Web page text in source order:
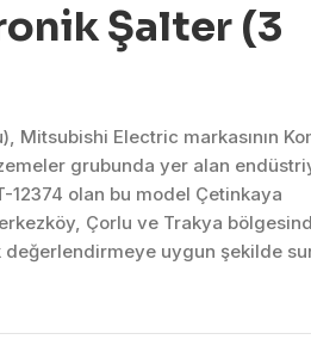
Şalter (3
Mitsubishi Electric markasının
grubunda yer alan
12374 olan bu model Çetinkaya
Çorlu ve Trakya
uygun şekilde